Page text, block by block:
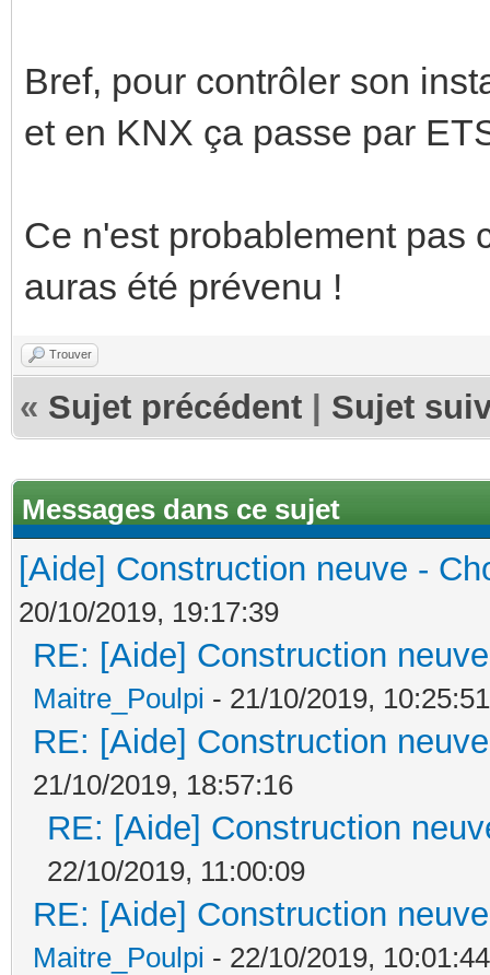
Bref, pour contrôler son
et en KNX ça passe par
Ce n'est probablement pas
auras été prévenu !
Trouver
« Sujet précédent Sujet
Messages dans ce sujet
[Aide] Construction neuve -
20/10/2019, 19:17:39
RE: [Aide] Construction
Maitre_Poulpi - 21/10/2019, 10:25:51
RE: [Aide] Construction
21/10/2019, 18:57:16
RE: [Aide] Construction
22/10/2019, 11:00:09
RE: [Aide] Construction
Maitre_Poulpi - 22/10/2019, 10:01:44